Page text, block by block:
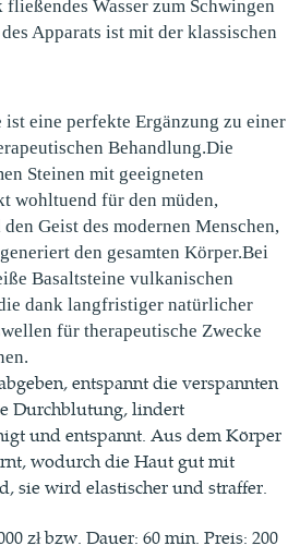
Wasser zum Schwingen
Apparats ist mit der klassischen
ist eine perfekte Ergänzung zu einer
Behandlung.Die
Steinen mit geeigneten
wohltuend für den müden,
Geist des modernen Menschen,
den gesamten Körper.Bei
Basaltsteine vulkanischen
dank langfristiger natürlicher
für therapeutische Zwecke
entspannt die verspannten
Durchblutung, lindert
und entspannt. Aus dem Körper
wodurch die Haut gut mit
sie wird elastischer und straffer.
zł bzw. Dauer: 60 min. Preis: 200